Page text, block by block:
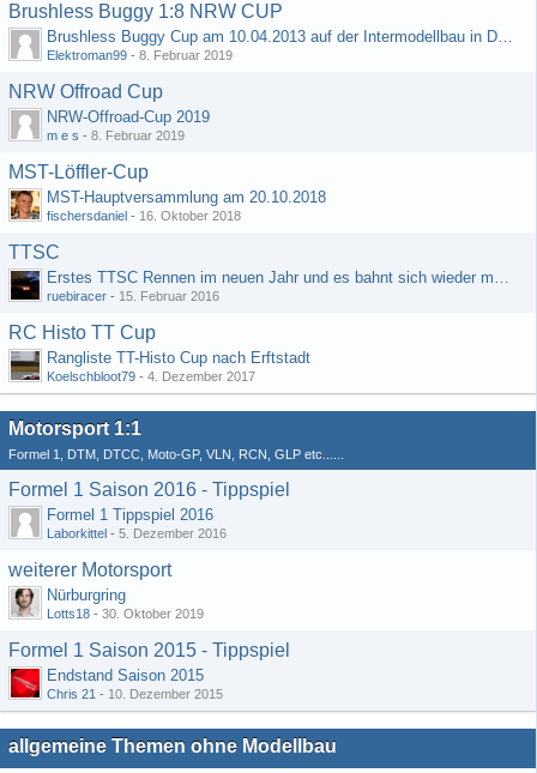
Brushless Buggy 1:8 NRW CUP
Brushless Buggy Cup am 10.04.2013 auf der Intermodellbau in Dortmund
Elektroman99 - 8. Februar 2019
NRW Offroad Cup
NRW-Offroad-Cup 2019
m e s - 8. Februar 2019
MST-Löffler-Cup
MST-Hauptversammlung am 20.10.2018
fischersdaniel - 16. Oktober 2018
TTSC
Erstes TTSC Rennen im neuen Jahr und es bahnt sich wieder mal eine Rekordteilnehmerzahl an
ruebiracer - 15. Februar 2016
RC Histo TT Cup
Rangliste TT-Histo Cup nach Erftstadt
Koelschbloot79 - 4. Dezember 2017
Motorsport 1:1
Formel 1, DTM, DTCC, Moto-GP, VLN, RCN, GLP etc......
Formel 1 Saison 2016 - Tippspiel
Formel 1 Tippspiel 2016
Laborkittel - 5. Dezember 2016
weiterer Motorsport
Nürburgring
Lotts18 - 30. Oktober 2019
Formel 1 Saison 2015 - Tippspiel
Endstand Saison 2015
Chris 21 - 10. Dezember 2015
allgemeine Themen ohne Modellbau